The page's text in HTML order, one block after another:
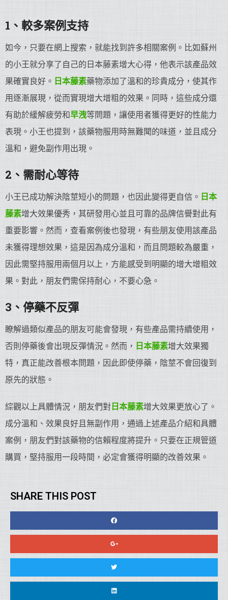
1、較多案例支持
如今，只要在網上搜索，就能找到許多相關案例。比如蘇州
的小王就分享了自己的日本藤素增大心得，他表示該產品效
果確實良好。 日本藤素藥物添加了溫和的珍貴成分，使其作
用逐漸展現，從而實現增大增粗的效果。同時，這些成分還
有助於緩解疲勞和早洩等問題，讓使用者獲得更好的性能力
表現。小王也提到，該藥物服用時無難聞的味道，並且成分
溫和，避免副作用出現。
2、需耐心等待
小王已成功解決陰莖短小的問題，也因此變得更自信。 日本
藤素增大效果優秀，其研發用心並且可靠的品牌信譽對此有
重要影響。然而，查看案例後也發現，有些朋友使用該產品
未獲得理想效果，這是因為成分溫和，而且問題較為嚴重，
因此需堅持服用兩個月以上，方能感受到明顯的增大增粗效
果。對此，朋友們需保持耐心，不要心急。
3、停藥不反彈
瞭解過類似產品的朋友可能會發現，有些產品需持續使用，
否則停藥後會出現反彈情況。然而， 日本藤素增大效果獨
特，真正能改善根本問題，因此即使停藥，陰莖不會回復到
原先的狀態。
綜觀以上具體情況，朋友們對 日本藤素增大效果更放心了。
成分溫和、效果良好且無副作用，通過上述產品介紹和具體
案例，朋友們對該藥物的信賴程度將提升。只要在正規管道
購買，堅持服用一段時間，必定會獲得明顯的改善效果。
SHARE THIS POST